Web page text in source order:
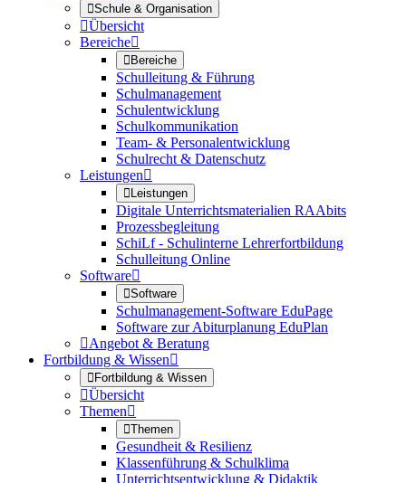
Schule & Organisation
Übersicht
Bereiche
Bereiche
Schulleitung & Führung
Schulmanagement
Schulentwicklung
Schulkommunikation
Team- & Personalentwicklung
Schulrecht & Datenschutz
Leistungen
Leistungen
Digitale Unterrichtsmaterialien RAAbits
Prozessbegleitung
SchiLf - Schulinterne Lehrerfortbildung
Schulleitung Online
Software
Software
Schulmanagement-Software EduPage
Software zur Abiturplanung EduPlan
Angebot & Beratung
Fortbildung & Wissen
Fortbildung & Wissen
Übersicht
Themen
Themen
Gesundheit & Resilienz
Klassenführung & Schulklima
Unterrichtsentwicklung & Didaktik